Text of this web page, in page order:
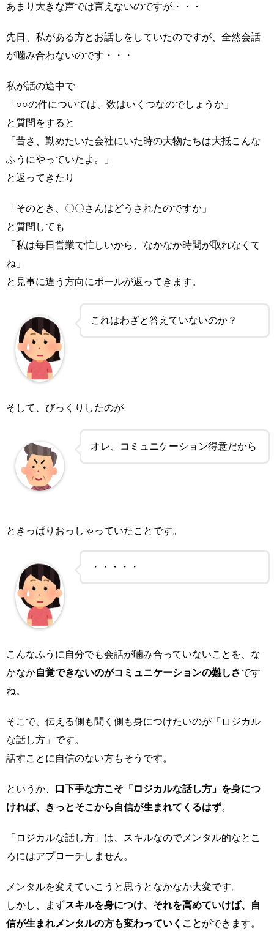
あまり大きな声では言えないのですが・・・
先日、私がある方とお話しをしていたのですが、全然会話
が噛み合わないのです・・・
私が話の途中で
「○○の件については、数はいくつなのでしょうか」
と質問をすると
「昔さ、勤めたいた会社にいた時の大物たちは大抵こんな
ふうにやっていたよ。」
と返ってきたり
「そのとき、〇〇さんはどうされたのですか」
と質問しても
「私は毎日営業で忙しいから、なかなか時間が取れなくて
ね」
と見事に違う方向にボールが返ってきます。
これはわざと答えていないのか？
そして、びっくりしたのが
オレ、コミュニケーション得意だから
ときっぱりおっしゃっていたことです。
・・・・・
こんなふうに自分でも会話が噛み合っていないことを、な
かなか自覚できないのがコミュニケーションの難しさです
ね。
そこで、伝える側も聞く側も身につけたいのが「ロジカル
な話し方」です。
話すことに自信のない方もそうです。
というか、
口下手な方こそ「ロジカルな話し方」を身につ
ければ、きっとそこから自信が生まれてくるはず。
「ロジカルな話し方」は、スキルなのでメンタル的なとこ
ろにはアプローチしません。
メンタルを変えていこうと思うとなかなか大変です。
しかし、まずスキルを身につけ、それを高めていけば、自
信が生まれメンタルの方も変わっていくことができます。